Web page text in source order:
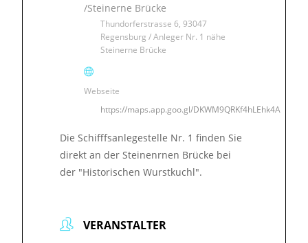
/Steinerne Brücke
Thundorferstrasse 6, 93047
Regensburg / Anleger Nr. 1 nähe
Steinerne Brücke
Webseite
https://maps.app.goo.gl/DKWM9QRKf4hLEhk4A
Die Schifffsanlegestelle Nr. 1 finden Sie
direkt an der Steinenrnen Brücke bei
der "Historischen Wurstkuchl".
VERANSTALTER